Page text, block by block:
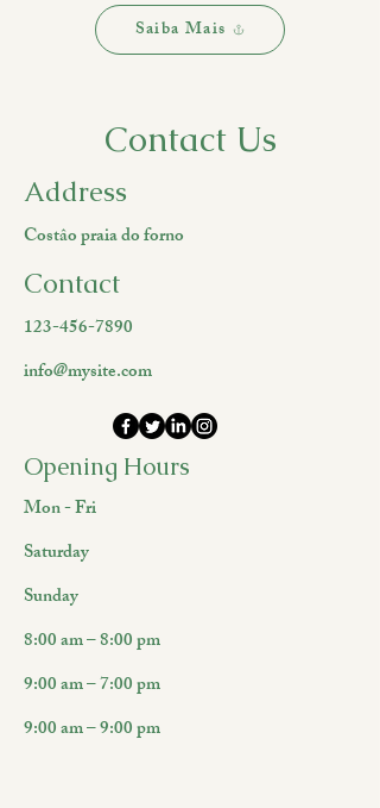
Saiba Mais
Contact Us
Address
Costâo praia do forno
Contact
123-456-7890
info@mysite.com
Opening Hours
Mon - Fri
Saturday
​Sunday
8:00 am – 8:00 pm
9:00 am – 7:00 pm
9:00 am – 9:00 pm